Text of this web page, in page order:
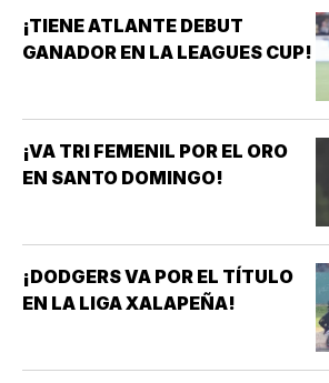
¡TIENE ATLANTE DEBUT
GANADOR EN LA LEAGUES CUP!
¡VA TRI FEMENIL POR EL ORO
EN SANTO DOMINGO!
¡DODGERS VA POR EL TÍTULO
EN LA LIGA XALAPEÑA!